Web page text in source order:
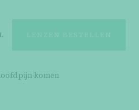
komen